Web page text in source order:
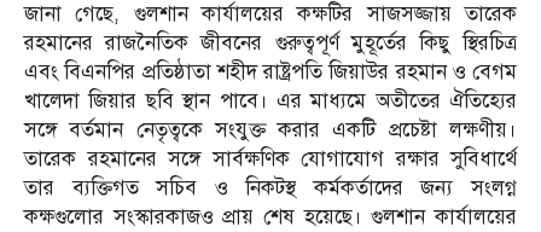
জানা গেছে, গুলশান কার্যালয়ের কক্ষটির সাজসজ্জায় তারেক
রহমানের রাজনৈতিক জীবনের গুরুত্বপূর্ণ মুহূর্তের কিছু স্থিরচিত্র
এবং বিএনপির প্রতিষ্ঠাতা শহীদ রাষ্ট্রপতি জিয়াউর রহমান ও বেগম
খালেদা জিয়ার ছবি স্থান পাবে। এর মাধ্যমে অতীতের ঐতিহ্যের
সঙ্গে বর্তমান নেতৃত্বকে সংযুক্ত করার একটি প্রচেষ্টা লক্ষণীয়।
তারেক রহমানের সঙ্গে সার্বক্ষণিক যোগাযোগ রক্ষার সুবিধার্থে
তার ব্যক্তিগত সচিব ও নিকটস্থ কর্মকর্তাদের জন্য সংলগ্ন
কক্ষগুলোর সংস্কারকাজও প্রায় শেষ হয়েছে। গুলশান কার্যালয়ের